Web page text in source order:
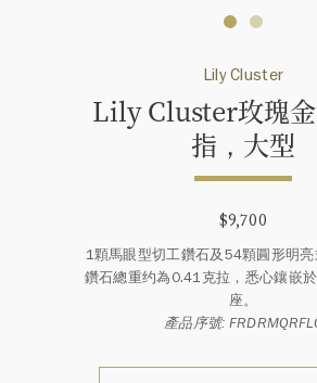
Lily Cluster
Lily Cluster玫瑰
指，大型
$9,700
1顆馬眼型切工鑽石及54顆圓形明亮
鑽石總重约為0.41克拉，悉心鑲嵌
座。
產品序號: